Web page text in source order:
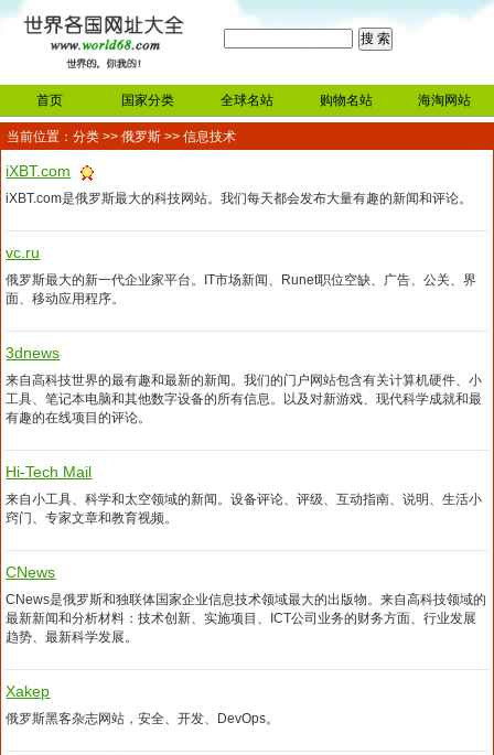
首页 国家分类 全球名站 购物名站 海淘网站
当前位置： 分类 >> 俄罗斯 >> 信息技术
iXBT.com
iXBT.com是俄罗斯最大的科技网站。我们每天都会发布大量有趣的新闻和评论。
vc.ru
俄罗斯最大的新一代企业家平台。IT市场新闻、Runet职位空缺、广告、公关、界
面、移动应用程序。
3dnews
来自高科技世界的最有趣和最新的新闻。我们的门户网站包含有关计算机硬件、小
工具、笔记本电脑和其他数字设备的所有信息。以及对新游戏、现代科学成就和最
有趣的在线项目的评论。
Hi-Tech Mail
来自小工具、科学和太空领域的新闻。设备评论、评级、互动指南、说明、生活小
窍门、专家文章和教育视频。
CNews
CNews是俄罗斯和独联体国家企业信息技术领域最大的出版物。来自高科技领域的
最新新闻和分析材料：技术创新、实施项目、ICT公司业务的财务方面、行业发展
趋势、最新科学发展。
Xakep
俄罗斯黑客杂志网站，安全、开发、DevOps。